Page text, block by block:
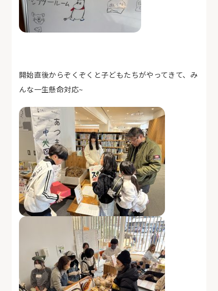
開始直後からぞくぞくと子どもたちがやってきて、み
んな一生懸命対応~